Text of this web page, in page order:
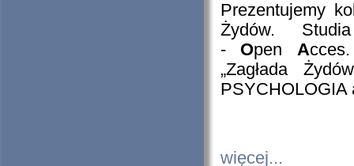
Prezentujemy
Żydów.
- Open A
„Zagłada
PSYCHOLOGIA
więcej...